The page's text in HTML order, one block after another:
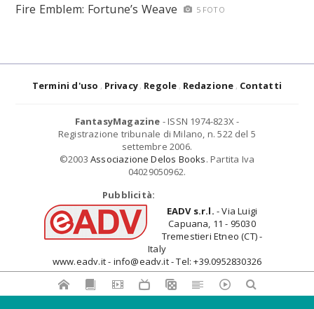
Fire Emblem: Fortune’s Weave 5 FOTO
Termini d'uso Privacy Regole Redazione Contatti
FantasyMagazine - ISSN 1974-823X -
Registrazione tribunale di Milano, n. 522 del 5
settembre 2006.
©2003 Associazione Delos Books. Partita Iva
04029050962.
Pubblicità:
EADV s.r.l. - Via Luigi
Capuana, 11 - 95030
Tremestieri Etneo (CT) -
Italy
www.eadv.it - info@eadv.it - Tel: +39.0952830326